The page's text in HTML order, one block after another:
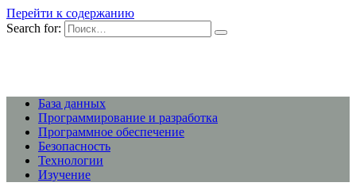
Перейти к содержанию
Search for:
База данных
Программирование и разработка
Программное обеспечение
Безопасность
Технологии
Изучение